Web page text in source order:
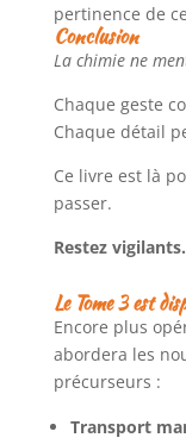
pertinence de
Conclusion
La chimie ne
Chaque geste
Chaque détail
Ce livre est là
passer.
Restez
Le Tome 3 est
Encore plus
abordera les
précurseurs :
Transport